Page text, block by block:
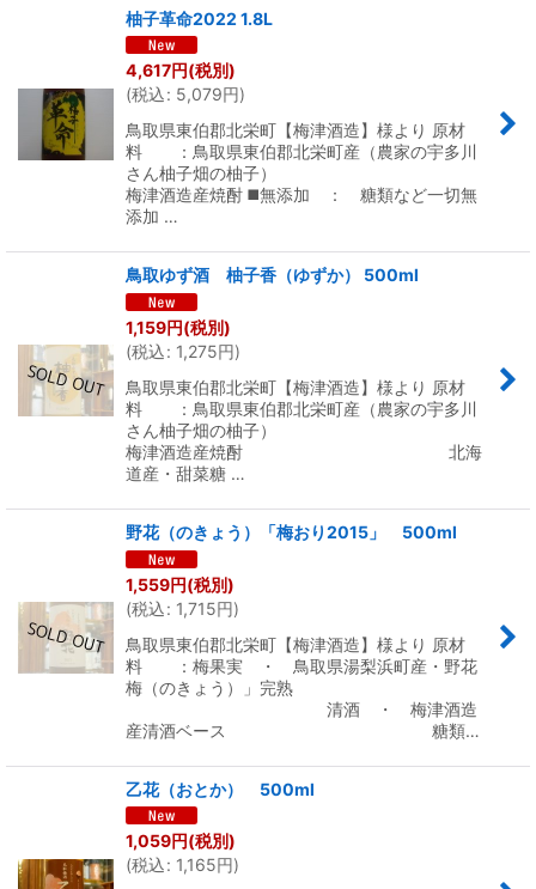
柚子革命2022 1.8L
4,617円(税別)
(税込: 5,079円)
鳥取県東伯郡北栄町【梅津酒造】様より 原材
料 ：鳥取県東伯郡北栄町産（農家の宇多川
さん柚子畑の柚子）
梅津酒造産焼酎 ◼️無添加 ： 糖類など一切無
添加 …
鳥取ゆず酒 柚子香（ゆずか） 500ml
1,159円(税別)
(税込: 1,275円)
鳥取県東伯郡北栄町【梅津酒造】様より 原材
料 ：鳥取県東伯郡北栄町産（農家の宇多川
さん柚子畑の柚子）
梅津酒造産焼酎 北海
道産・甜菜糖 …
野花（のきょう）「梅おり2015」 500ml
1,559円(税別)
(税込: 1,715円)
鳥取県東伯郡北栄町【梅津酒造】様より 原材
料 ：梅果実 ・ 鳥取県湯梨浜町産・野花
梅（のきょう）」完熟
清酒 ・ 梅津酒造
産清酒ベース 糖類…
乙花（おとか） 500ml
1,059円(税別)
(税込: 1,165円)